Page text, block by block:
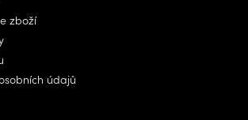
zboží
údajů